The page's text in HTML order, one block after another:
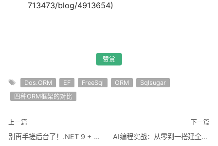
713473/blog/4913654)
赞赏
Dos.ORM EF FreeSql ORM
Sqlsugar
四种ORM框架的对比
上一篇
别再手搓后台了！.NET 9 + 模块化 + 动态API，这个国产开源平台让 CRUD 变得像搭积木
下一篇
AI编程实战：从零到一搭建全栈项目 - Java烘焙师 - 博客园